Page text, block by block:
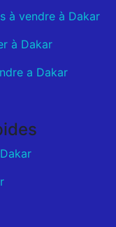
à vendre à Dakar
à Dakar
a Dakar